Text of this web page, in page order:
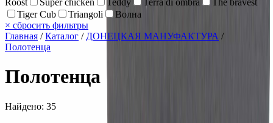
Tiger Cub
Triangoli
Волна
× сбросить фильтры
Главная /Каталог / ДОНЕЦКАЯ МАНУФАКТУРА /
Полотенца
Полотенца
Найдено: 35